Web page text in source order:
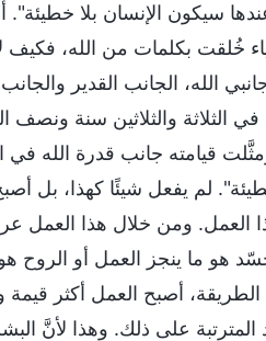
سيكون الإنسان بلا خطيئة".
خُلقت بكلمات من الله، فكيف
الله، الجانب القدير
في الثلاثة والثلاثين سنة
قيامته جانب قدرة الله في
لم يفعل شيئًا كهذا، بل
العمل. ومن خلال هذا العمل
هو ما ينجز العمل أو الروح
الطريقة، أصبح العمل أكثر
على ذلك. وهذا لأنَّ